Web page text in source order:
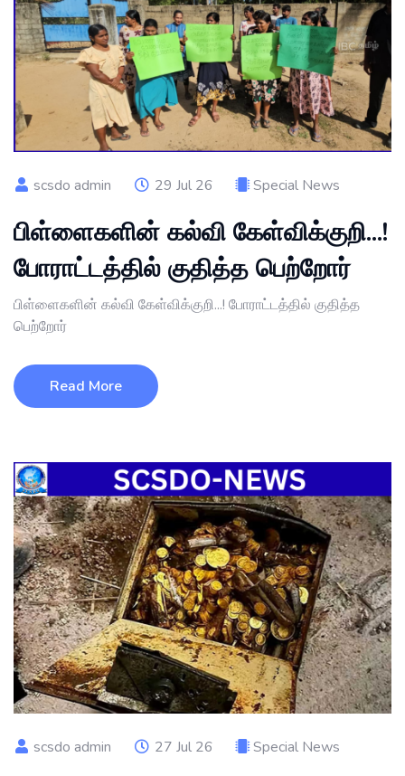
scsdo admin 29 Jul 26 Special News
பிள்ளைகளின் கல்வி கேள்விக்குறி...!
போராட்டத்தில் குதித்த பெற்றோர்
பிள்ளைகளின் கல்வி கேள்விக்குறி...! போராட்டத்தில் குதித்த
பெற்றோர்
Read More
scsdo admin 27 Jul 26 Special News